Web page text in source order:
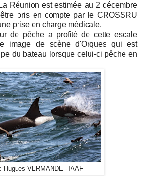
Réunion est estimée au 2 décembre
pris en compte par le CROSSRU
prise en charge médicale.
de pêche a profité de cette escale
image de scène d'Orques qui est
du bateau lorsque celui-ci pêche en
Hugues VERMANDE -TAAF